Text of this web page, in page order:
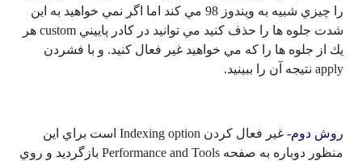
را چيزي شبيه به ويندوز 98 مي كند اما اگر نمي خواهيد به اين
شدت جلوه ها را حذف كنيد مي توانيد در كادر پاييني custom هر
يك از جلوه ها را كه مي خواهيد غير فعال كنيد. و با فشردن
apply نتيجه آن را ببينيد.
روش دوم-
غير فعال كردن Indexing option است براي اين
منظور دوباره به صفحه Performance and Tools بازگرديد و روي